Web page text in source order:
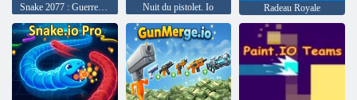
Snake 2077 : Guerre des Glitch Nuit du pistolet. Io Radeau Royale